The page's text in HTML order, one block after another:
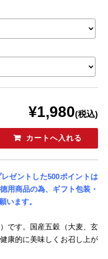
¥1,980(税込)
ゼントした500ポイントは
徳用商品の為、ギフト包装・
います。
です。国産五穀（大麦、玄
康的に美味しくお召し上が